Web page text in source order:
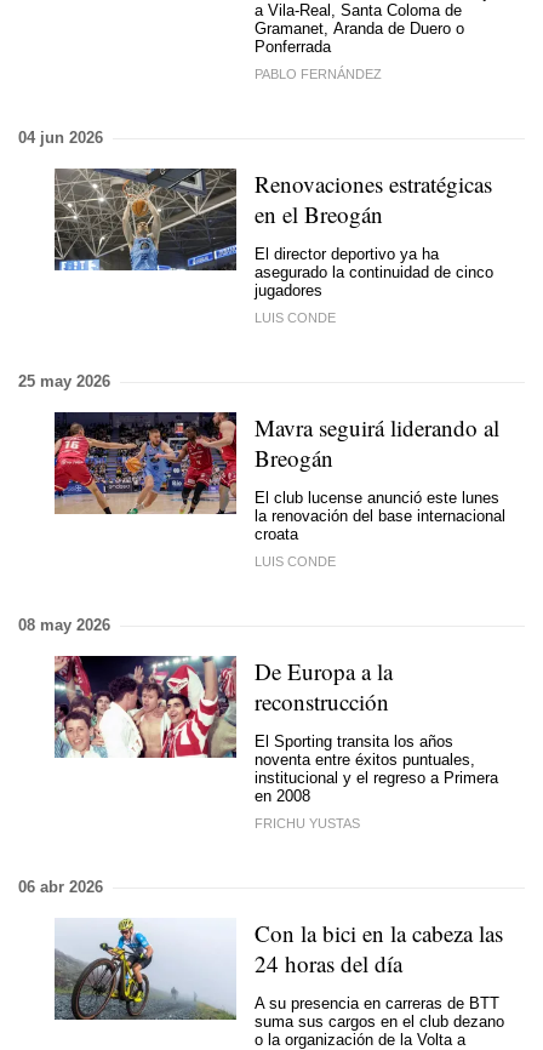
a Vila-Real, Santa Coloma de
Gramanet, Aranda de Duero o
Ponferrada
PABLO FERNÁNDEZ
04 jun 2026
Renovaciones estratégicas
en el Breogán
El director deportivo ya ha
asegurado la continuidad de cinco
jugadores
LUIS CONDE
25 may 2026
Mavra seguirá liderando al
Breogán
El club lucense anunció este lunes
la renovación del base internacional
croata
LUIS CONDE
08 may 2026
De Europa a la
reconstrucción
El Sporting transita los años
noventa entre éxitos puntuales,
institucional y el regreso a Primera
en 2008
FRICHU YUSTAS
06 abr 2026
Con la bici en la cabeza las
24 horas del día
A su presencia en carreras de BTT
suma sus cargos en el club dezano
o la organización de la Volta a